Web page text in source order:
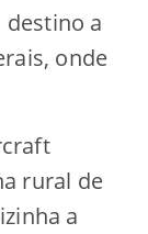
a
onde
rural de
a